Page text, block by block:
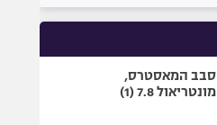
סבב המאסטרס,
מונטריאול 7.8 (1)